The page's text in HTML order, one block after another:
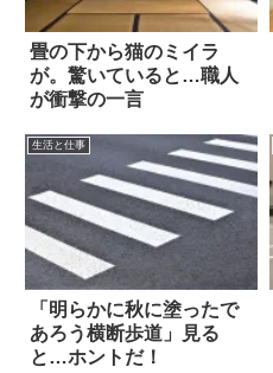
畳の下から猫のミイラ
が。驚いていると…職人
が衝撃の一言
生活と仕事
「明らかに秋に塗ったで
あろう横断歩道」見る
と…ホントだ！